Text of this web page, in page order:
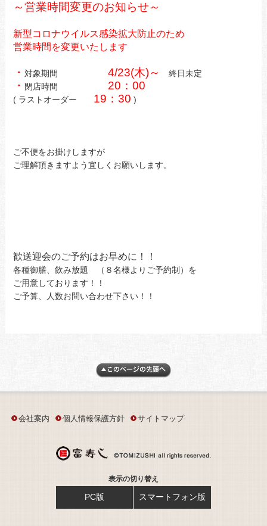
～営業時間変更のお知らせ～
新型コロナウイルス感染拡大防止のため
営業時間を変更いたします
・ 対象期間 4/23(木)～ 終日未定
・ 閉店時間 20：00
( ラストオーダー 19：30 )
ご不便をお掛けしますが
ご理解頂きますよう宜しくお願いします。
歓送迎会のご予約はお早めに！！
各種御膳、飲み放題 （８名様よりご予約制）を
ご用意しております！！
ご予算、人数お問い合わせ下さい！！
会社案内 個人情報保護方針 サイトマップ
表示の切り替え
PC版 スマートフォン版